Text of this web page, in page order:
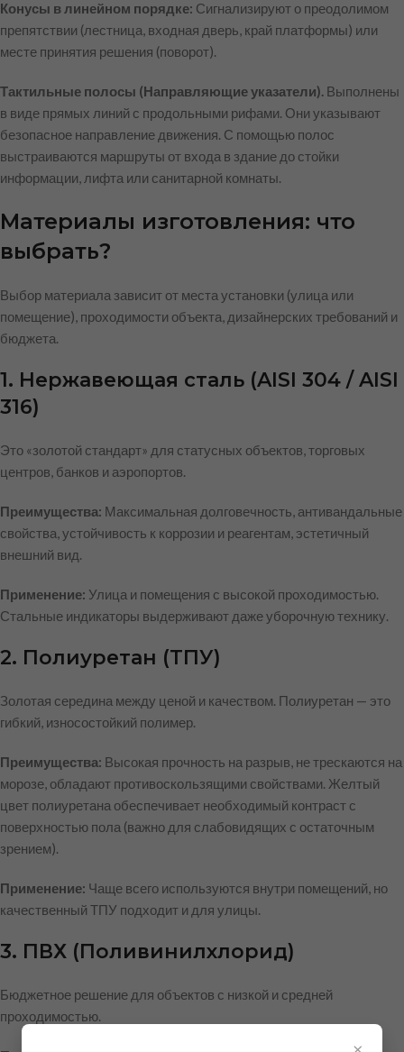
Конусы в линейном порядке: Сигнализируют о преодолимом
препятствии (лестница, входная дверь, край платформы) или
месте принятия решения (поворот).
Тактильные полосы (Направляющие указатели). Выполнены
в виде прямых линий с продольными рифами. Они указывают
безопасное направление движения. С помощью полос
выстраиваются маршруты от входа в здание до стойки
информации, лифта или санитарной комнаты.
Материалы изготовления: что
выбрать?
Выбор материала зависит от места установки (улица или
помещение), проходимости объекта, дизайнерских требований и
бюджета.
1. Нержавеющая сталь (AISI 304 / AISI
316)
Это «золотой стандарт» для статусных объектов, торговых
центров, банков и аэропортов.
Преимущества: Максимальная долговечность, антивандальные
свойства, устойчивость к коррозии и реагентам, эстетичный
внешний вид.
Применение: Улица и помещения с высокой проходимостью.
Стальные индикаторы выдерживают даже уборочную технику.
2. Полиуретан (ТПУ)
Золотая середина между ценой и качеством. Полиуретан — это
гибкий, износостойкий полимер.
Преимущества: Высокая прочность на разрыв, не трескаются на
морозе, обладают противоскользящими свойствами. Желтый
цвет полиуретана обеспечивает необходимый контраст с
поверхностью пола (важно для слабовидящих с остаточным
зрением).
Применение: Чаще всего используются внутри помещений, но
качественный ТПУ подходит и для улицы.
3. ПВХ (Поливинилхлорид)
Бюджетное решение для объектов с низкой и средней
проходимостью.